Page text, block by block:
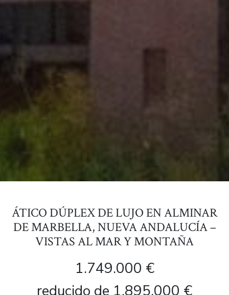
ÁTICO DÚPLEX DE LUJO EN ALMINAR
DE MARBELLA, NUEVA ANDALUCÍA –
VISTAS AL MAR Y MONTAÑA
1.749.000 €
reducido de 1.895.000 €